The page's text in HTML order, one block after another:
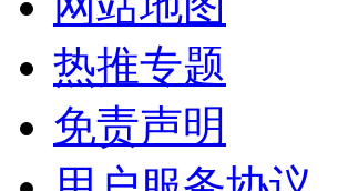
热推专题
免责声明